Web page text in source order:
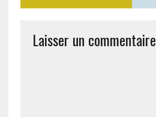
Laisser un commentaire